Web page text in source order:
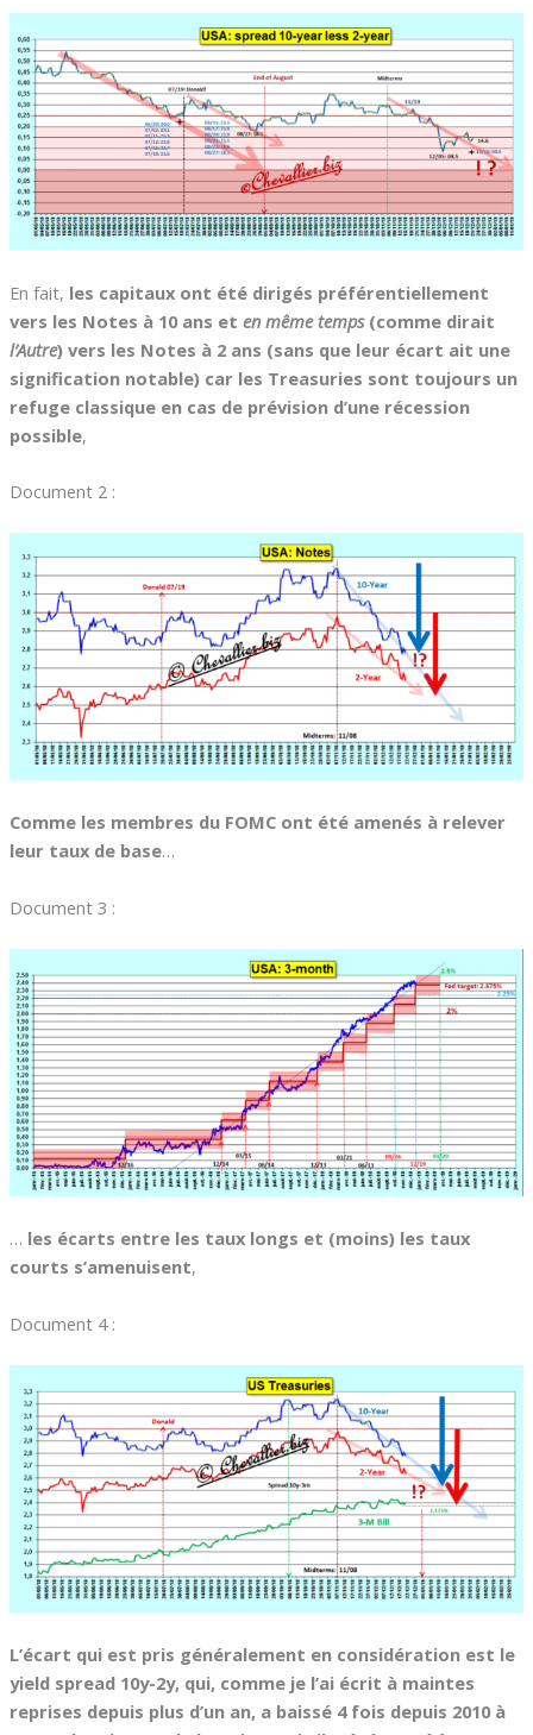
En fait, les capitaux ont été dirigés préférentiellement
vers les Notes à 10 ans et en même temps(comme dirait
l’Autre) vers les Notes à 2 ans (sans que leur écart ait une
signification notable) car les Treasuries sont toujours un
refuge classique en cas de prévision d’une récession
possible,
Document 2 :
Comme les membres du FOMC ont été amenés à relever
leur taux de base…
Document 3 :
… les écarts entre les taux longs et (moins) les taux
courts s’amenuisent,
Document 4 :
L’écart qui est pris généralement en considération est le
yield spread 10y-2y, qui, comme je l’ai écrit à maintes
reprises depuis plus d’un an, a baissé 4 fois depuis 2010 à